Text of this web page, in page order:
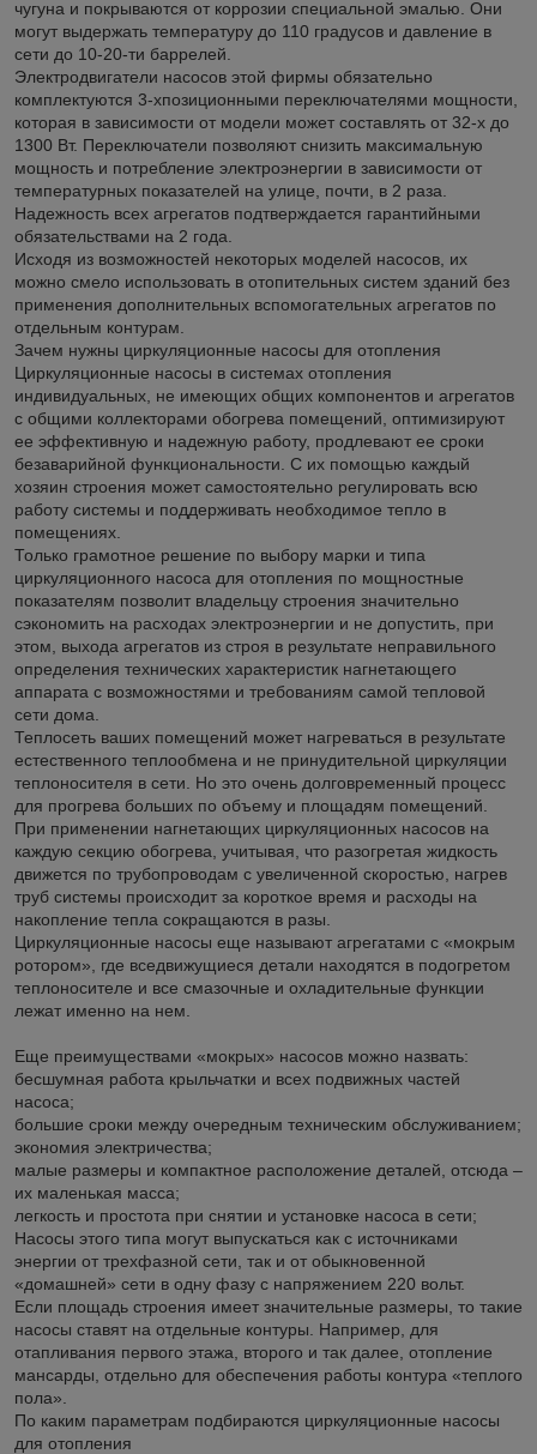
чугуна и покрываются от коррозии специальной эмалью. Они
могут выдержать температуру до 110 градусов и давление в
сети до 10-20-ти баррелей.
Электродвигатели насосов этой фирмы обязательно
комплектуются 3-хпозиционными переключателями мощности,
которая в зависимости от модели может составлять от 32-х до
1300 Вт. Переключатели позволяют снизить максимальную
мощность и потребление электроэнергии в зависимости от
температурных показателей на улице, почти, в 2 раза.
Надежность всех агрегатов подтверждается гарантийными
обязательствами на 2 года.
Исходя из возможностей некоторых моделей насосов, их
можно смело использовать в отопительных систем зданий без
применения дополнительных вспомогательных агрегатов по
отдельным контурам.
Зачем нужны циркуляционные насосы для отопления
Циркуляционные насосы в системах отопления
индивидуальных, не имеющих общих компонентов и агрегатов
с общими коллекторами обогрева помещений, оптимизируют
ее эффективную и надежную работу, продлевают ее сроки
безаварийной функциональности. С их помощью каждый
хозяин строения может самостоятельно регулировать всю
работу системы и поддерживать необходимое тепло в
помещениях.
Только грамотное решение по выбору марки и типа
циркуляционного насоса для отопления по мощностные
показателям позволит владельцу строения значительно
сэкономить на расходах электроэнергии и не допустить, при
этом, выхода агрегатов из строя в результате неправильного
определения технических характеристик нагнетающего
аппарата с возможностями и требованиям самой тепловой
сети дома.
Теплосеть ваших помещений может нагреваться в результате
естественного теплообмена и не принудительной циркуляции
теплоносителя в сети. Но это очень долговременный процесс
для прогрева больших по объему и площадям помещений.
При применении нагнетающих циркуляционных насосов на
каждую секцию обогрева, учитывая, что разогретая жидкость
движется по трубопроводам с увеличенной скоростью, нагрев
труб системы происходит за короткое время и расходы на
накопление тепла сокращаются в разы.
Циркуляционные насосы еще называют агрегатами с «мокрым
ротором», где вседвижущиеся детали находятся в подогретом
теплоносителе и все смазочные и охладительные функции
лежат именно на нем.
Еще преимуществами «мокрых» насосов можно назвать:
бесшумная работа крыльчатки и всех подвижных частей
насоса;
большие сроки между очередным техническим обслуживанием;
экономия электричества;
малые размеры и компактное расположение деталей, отсюда –
их маленькая масса;
легкость и простота при снятии и установке насоса в сети;
Насосы этого типа могут выпускаться как с источниками
энергии от трехфазной сети, так и от обыкновенной
«домашней» сети в одну фазу с напряжением 220 вольт.
Если площадь строения имеет значительные размеры, то такие
насосы ставят на отдельные контуры. Например, для
отапливания первого этажа, второго и так далее, отопление
мансарды, отдельно для обеспечения работы контура «теплого
пола».
По каким параметрам подбираются циркуляционные насосы
для отопления